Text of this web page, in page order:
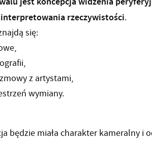
rzeczywistości.
się:
z artystami,
wymiany.
będzie miała charakter kameralny i